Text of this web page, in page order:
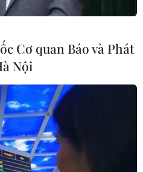
Cơ quan Báo và Phát
Nội